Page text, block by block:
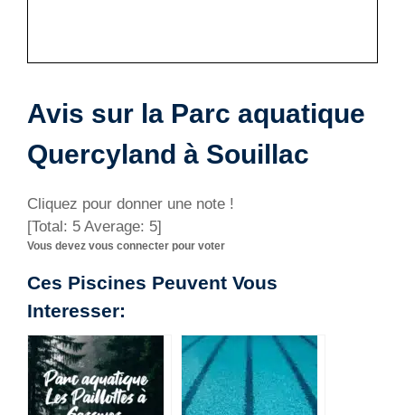
Avis sur la Parc aquatique
Quercyland à Souillac
Cliquez pour donner une note !
[Total: 5 Average: 5]
Vous devez vous connecter pour voter
Ces Piscines Peuvent Vous
Interesser: